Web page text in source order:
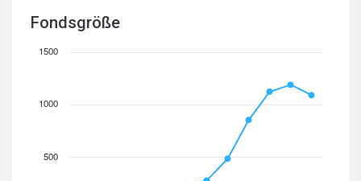
Fondsgröße
500
1000
1500